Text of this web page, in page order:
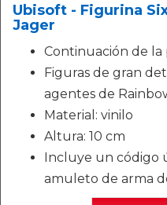
Ubisoft - Figurina
Jager
Continuación de
Figuras de gran
agentes de
Material: vinilo
Altura: 10 cm
Incluye un código
amuleto de arma